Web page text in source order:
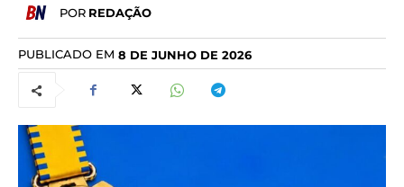
POR REDAÇÃO
PUBLICADO EM 8 DE JUNHO DE 2026